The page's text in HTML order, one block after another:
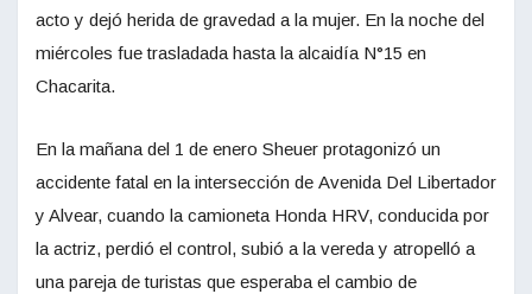
acto y dejó herida de gravedad a la mujer. En la noche del
miércoles fue trasladada hasta la alcaidía N°15 en
Chacarita.
En la mañana del 1 de enero Sheuer protagonizó un
accidente fatal en la intersección de Avenida Del Libertador
y Alvear, cuando la camioneta Honda HRV, conducida por
la actriz, perdió el control, subió a la vereda y atropelló a
una pareja de turistas que esperaba el cambio de